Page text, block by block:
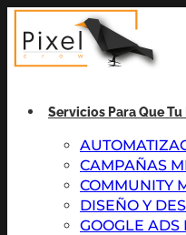
Servicios Para Que
CAMPAÑAS
COMMUNITY
DISEÑO Y
GOOGLE ADS